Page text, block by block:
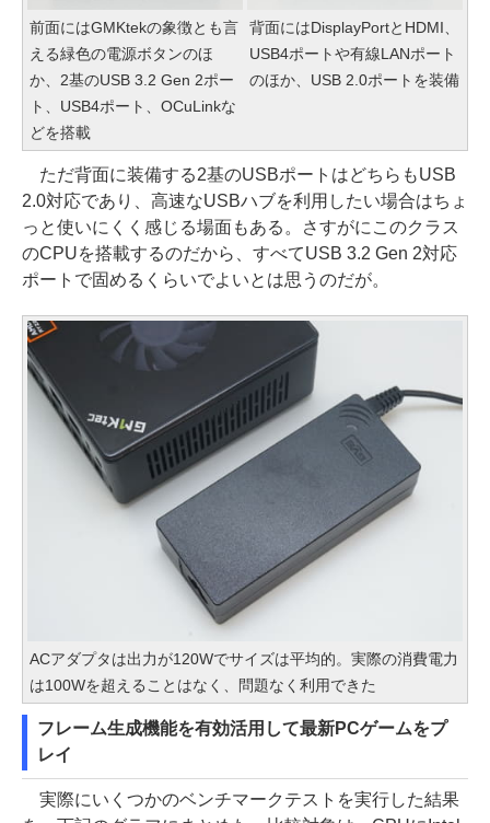
前面にはGMKtekの象徴とも言
える緑色の電源ボタンのほ
か、2基のUSB 3.2 Gen 2ポー
ト、USB4ポート、OCuLinkな
どを搭載
背面にはDisplayPortとHDMI、
USB4ポートや有線LANポート
のほか、USB 2.0ポートを装備
ただ背面に装備する2基のUSBポートはどちらもUSB
2.0対応であり、高速なUSBハブを利用したい場合はちょ
っと使いにくく感じる場面もある。さすがにこのクラス
のCPUを搭載するのだから、すべてUSB 3.2 Gen 2対応
ポートで固めるくらいでよいとは思うのだが。
ACアダプタは出力が120Wでサイズは平均的。実際の消費電力
は100Wを超えることはなく、問題なく利用できた
フレーム生成機能を有効活用して最新PCゲームをプ
レイ
実際にいくつかのベンチマークテストを実行した結果